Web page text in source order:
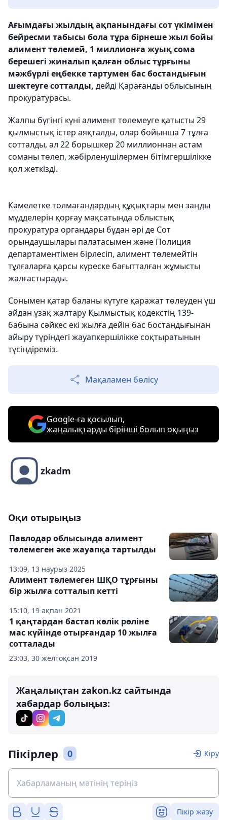
Ағымдағы жылдың ақпанындағы сот үкімімен
бейресми табысы бола тұра бірнеше жыл бойы
алимент төлемей, 1 миллионға жуық сома
берешегі жиналып қалған облыс тұрғыны
мәжбүрлі еңбекке тартумен бас бостандығын
шектеуге сотталды, дейді Қарағанды облысының
прокуратурасы.
Жалпы бүгінгі күні алимент төлемеуге қатысты 29
қылмыстық істер аяқталды, олар бойынша 7 тұлға
сотталды, ал 22 борышкер 20 миллионнан астам
соманы төлеп, жәбірленушілермен бітімгершілікке
қол жеткізді.
Кәмелетке толмағандардың құқықтары мен заңды
мүдделерін қорғау мақсатында облыстық
прокуратура органдары бұдан әрі де Сот
орындаушылары палатасымен және Полиция
департаментімен бірлесіп, алимент төлемейтін
тұлғаларға қарсы күреске бағытталған жұмысты
жалғастырады.
Сонымен қатар баланы күтуге қаражат төлеуден үш
айдан ұзақ жалтару Қылмыстық кодекстің 139-
бабына сәйкес екі жылға дейін бас бостандығынан
айыру түріндегі жауапкершілікке соқтыратынын
түсіндіреміз.
Мақаламен бөлісу
Google-ға қосылып,
жаңалықтарды бірінші болып оқыңыз
zkadm
Оқи отырыңыз
13:09, 13 наурыз 2025
Павлодар облысында алимент
төлемеген әке жауапқа тартылды
15:10, 19 ақпан 2021
Алимент төлемеген ШҚО тұрғыны
бір жылға сотталып кетті
23:03, 30 желтоқсан 2019
1 қаңтардан бастап көлік рөліне
мас күйінде отырғандар 10 жылға
сотталады
Жаңалықтан zakon.kz сайтында
хабардар болыңыз:
Пікірлер 0 Кіру
Пікір жазу